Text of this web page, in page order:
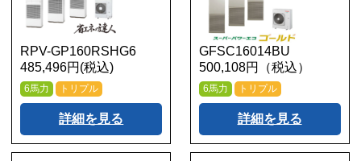
RPV-GP160RSHG6
485,496円(税込)
6馬力 トリプル
詳細を見る
GFSC16014BU
500,108円（税込）
6馬力 トリプル
詳細を見る